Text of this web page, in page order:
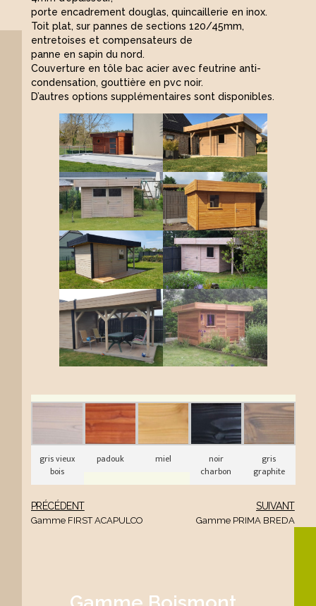
porte encadrement douglas, quincaillerie en inox.
Toit plat, sur pannes de sections 120/45mm,
entretoises et compensateurs de
panne en sapin du nord.
Couverture en tôle bac acier avec feutrine anti-
condensation, gouttière en pvc noir.
D’autres options supplémentaires sont disponibles.
gris vieux
bois
padouk miel
noir
charbon
gris
graphite
PRÉCÉDENT
Gamme FIRST ACAPULCO
SUIVANT
Gamme PRIMA BREDA